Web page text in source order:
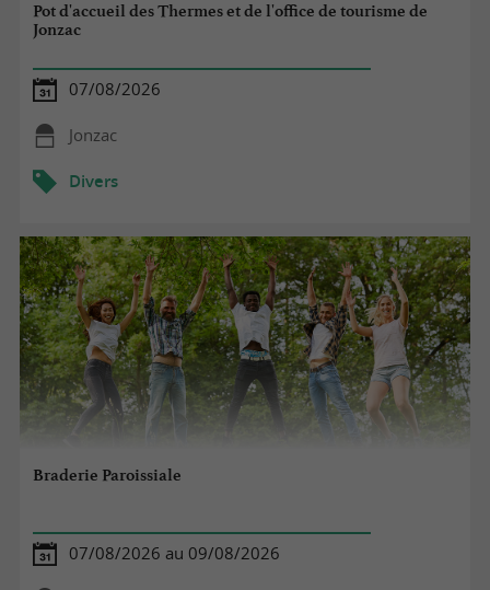
Pot d'accueil des Thermes et de l'office de tourisme de
Jonzac
07/08/2026
Jonzac
Divers
Braderie Paroissiale
07/08/2026 au 09/08/2026